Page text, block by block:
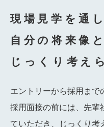
現場見学を通
自分の将来像
じっくり考え
エントリーから採用まで
採用面接の前には、先輩
ていただき、じっくり考